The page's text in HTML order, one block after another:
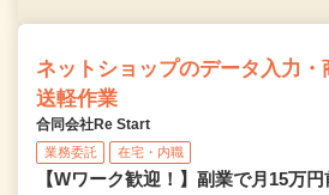
ネットショップのデータ入力
送軽作業
合同会社Re Start
業務委託 在宅・内職
【Wワーク歓迎！】副業で月15万